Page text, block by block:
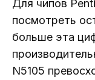
Для чипов
посмотреть
больше эта
N5105